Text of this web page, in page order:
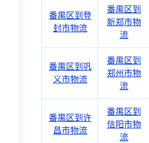
番禺区到登
封市物流
番禺区到
新郑市物
流
番禺区到巩
义市物流
番禺区到
郑州市物
流
番禺区到许
昌市物流
番禺区到
信阳市物
流